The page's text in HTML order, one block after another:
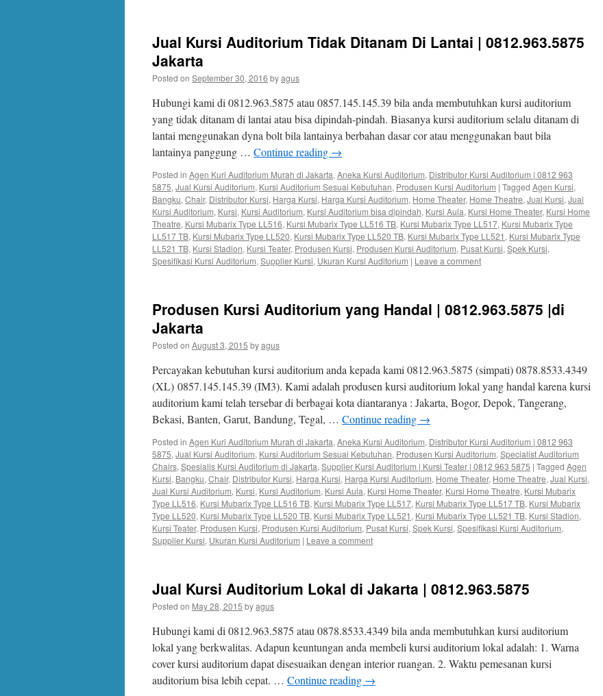
Jual Kursi Auditorium Tidak Ditanam Di Lantai | 0812.963.5875
Jakarta
Posted on September 30, 2016 byagus
Hubungi kami di 0812.963.5875 atau 0857.145.145.39 bila anda membutuhkan kursi auditorium
yang tidak ditanam di lantai atau bisa dipindah-pindah. Biasanya kursi auditorium selalu ditanam di
lantai menggunakan dyna bolt bila lantainya berbahan dasar cor atau menggunakan baut bila
lantainya panggung … Continue reading →
Posted in Agen Kuri Auditorium Murah di Jakarta, Aneka Kursi Auditorium, Distributor Kursi Auditorium | 0812 963
5875, Jual Kursi Auditorium, Kursi Auditorium Sesuai Kebutuhan, Produsen Kursi Auditorium | Tagged Agen Kursi,
Bangku, Chair, Distributor Kursi, Harga Kursi, Harga Kursi Auditorium, Home Theater, Home Theatre, Jual Kursi, Jual
Kursi Auditorium, Kursi, Kursi Auditorium, Kursi Auditorium bisa dipindah, Kursi Aula, Kursi Home Theater, Kursi Home
Theatre, Kursi Mubarix Type LL516, Kursi Mubarix Type LL516 TB, Kursi Mubarix Type LL517, Kursi Mubarix Type
LL517 TB, Kursi Mubarix Type LL520, Kursi Mubarix Type LL520 TB, Kursi Mubarix Type LL521 , Kursi Mubarix Type
LL521 TB, Kursi Stadion, Kursi Teater, Produsen Kursi, Produsen Kursi Auditorium, Pusat Kursi, Spek Kursi,
Spesifikasi Kursi Auditorium, Supplier Kursi, Ukuran Kursi Auditorium | Leave a comment
Produsen Kursi Auditorium yang Handal | 0812.963.5875 |di
Jakarta
Posted on August 3, 2015 byagus
Percayakan kebutuhan kursi auditorium anda kepada kami 0812.963.5875 (simpati) 0878.8533.4349
(XL) 0857.145.145.39 (IM3). Kami adalah produsen kursi auditorium lokal yang handal karena kursi
auditorium kami telah tersebar di berbagai kota diantaranya : Jakarta, Bogor, Depok, Tangerang,
Bekasi, Banten, Garut, Bandung, Tegal, … Continue reading →
Posted in Agen Kuri Auditorium Murah di Jakarta, Aneka Kursi Auditorium, Distributor Kursi Auditorium | 0812 963
5875, Jual Kursi Auditorium, Kursi Auditorium Sesuai Kebutuhan, Produsen Kursi Auditorium, Specialist Auditorium
Chairs, Spesialis Kursi Auditorium di Jakarta, Supplier Kursi Auditorium | Kursi Teater | 0812 963 5875 | Tagged Agen
Kursi, Bangku, Chair, Distributor Kursi, Harga Kursi, Harga Kursi Auditorium, Home Theater, Home Theatre, Jual Kursi,
Jual Kursi Auditorium, Kursi, Kursi Auditorium, Kursi Aula, Kursi Home Theater, Kursi Home Theatre, Kursi Mubarix
Type LL516, Kursi Mubarix Type LL516 TB, Kursi Mubarix Type LL517, Kursi Mubarix Type LL517 TB, Kursi Mubarix
Type LL520, Kursi Mubarix Type LL520 TB, Kursi Mubarix Type LL521 , Kursi Mubarix Type LL521 TB, Kursi Stadion,
Kursi Teater, Produsen Kursi, Produsen Kursi Auditorium, Pusat Kursi, Spek Kursi, Spesifikasi Kursi Auditorium,
Supplier Kursi, Ukuran Kursi Auditorium | Leave a comment
Jual Kursi Auditorium Lokal di Jakarta | 0812.963.5875
Posted on May 28, 2015 byagus
Hubungi kami di 0812.963.5875 atau 0878.8533.4349 bila anda membutuhkan kursi auditorium
lokal yang berkwalitas. Adapun keuntungan anda membeli kursi auditorium lokal adalah: 1. Warna
cover kursi auditorium dapat disesuaikan dengan interior ruangan. 2. Waktu pemesanan kursi
auditorium bisa lebih cepat. … Continue reading →